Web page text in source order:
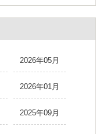
2026年05月
2026年01月
2025年09月